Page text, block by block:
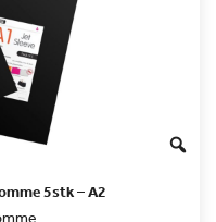
5stk – A2